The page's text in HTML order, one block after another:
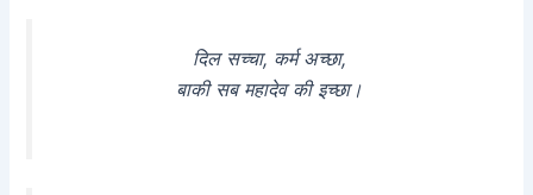
दिल सच्चा, कर्म अच्छा,
बाकी सब महादेव की इच्छा।